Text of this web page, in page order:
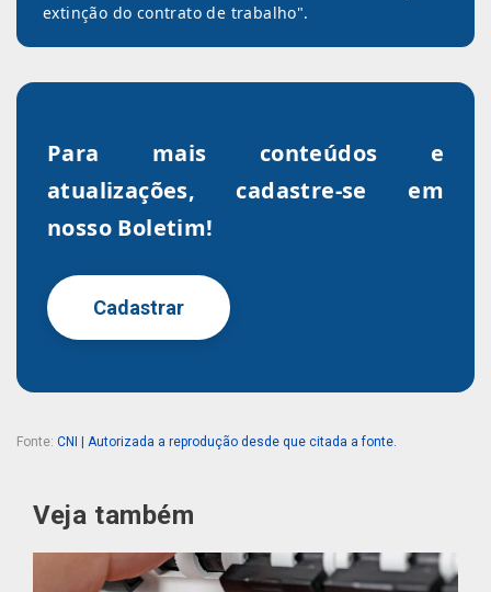
extinção do contrato de trabalho".
Para mais conteúdos e
atualizações, cadastre-se em
nosso Boletim!
Cadastrar
Fonte: CNI | Autorizada a reprodução desde que citada a fonte.
Veja também